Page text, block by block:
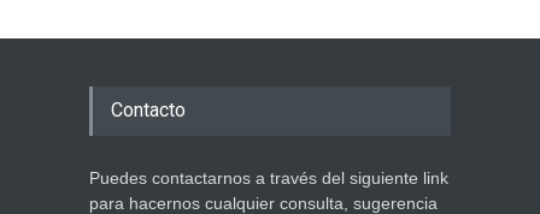
Contacto
Puedes contactarnos a través del siguiente link
para hacernos cualquier consulta, sugerencia